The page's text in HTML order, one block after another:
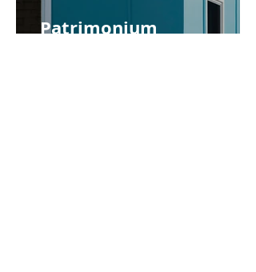
Patrimonium